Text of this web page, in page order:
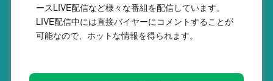
ースLIVE配信など様々な番組を配信しています。
LIVE配信中には直接バイヤーにコメントすることが
可能なので、ホットな情報を得られます。